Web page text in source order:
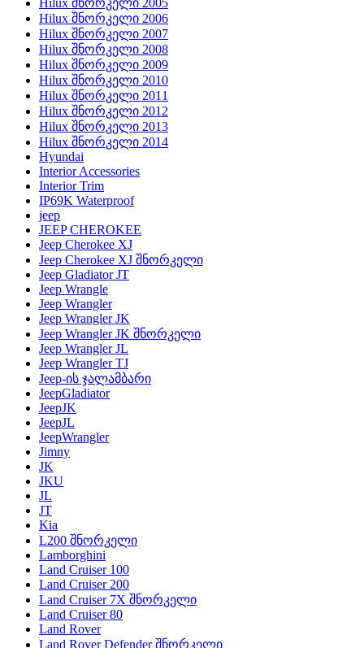
Hilux შნორკელი 2006
Hilux შნორკელი 2007
Hilux შნორკელი 2008
Hilux შნორკელი 2009
Hilux შნორკელი 2010
Hilux შნორკელი 2011
Hilux შნორკელი 2012
Hilux შნორკელი 2013
Hilux შნორკელი 2014
Hyundai
Interior Accessories
Interior Trim
IP69K Waterproof
jeep
JEEP CHEROKEE
Jeep Cherokee XJ
Jeep Cherokee XJ შნორკელი
Jeep Gladiator JT
Jeep Wrangle
Jeep Wrangler
Jeep Wrangler JK
Jeep Wrangler JK შნორკელი
Jeep Wrangler JL
Jeep Wrangler TJ
Jeep-ის ჯალამბარი
JeepGladiator
JeepJK
JeepJL
JeepWrangler
Jimny
JK
JKU
JL
JT
Kia
L200 შნორკელი
Lamborghini
Land Cruiser 100
Land Cruiser 200
Land Cruiser 7X შნორკელი
Land Cruiser 80
Land Rover
Land Rover Defender შნორკელი